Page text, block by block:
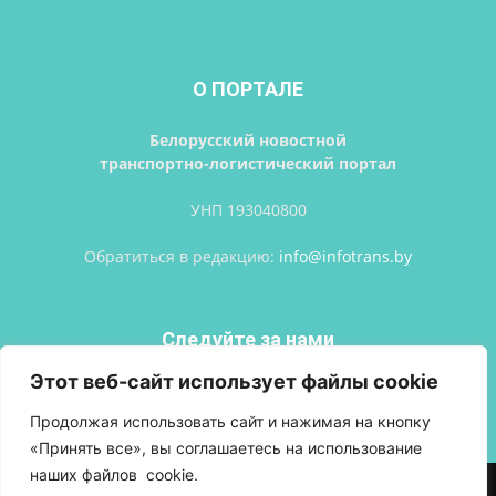
Этот веб-сайт использует файлы cookie
Продолжая использовать сайт и нажимая на кнопку
«Принять все», вы соглашаетесь на использование
наших файлов cookie.
О ПОРТАЛЕ
Белорусский новостной
транспортно-логистический портал
УНП 193040800
Обратиться в редакцию: info@infotrans.bу
Следуйте за нами
АВТОРСКИЕ ПРАВА